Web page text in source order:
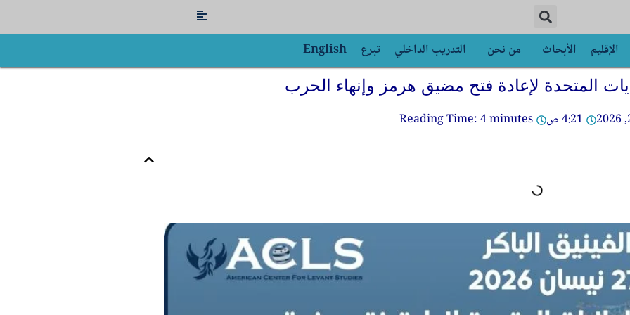
Flyout
Menu
الإقليم الأبحاث من نحن التدريب الداخلي تبرع English
المتحدة لإعادة فتح مضيق هرمز وإنهاء الحرب
4:21 ص Reading Time:4minutes